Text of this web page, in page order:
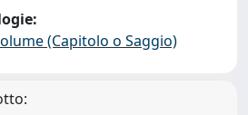
(Capitolo o Saggio)